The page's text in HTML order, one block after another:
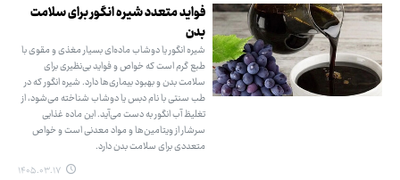
فواید متعدد شیره انگور برای سلامت
بدن
شیره انگور یا دوشاب ماده‌ای بسیار مغذی و مقوی با
طبع گرم است که خواص و فواید بی‌نظیری برای
سلامت بدن و بهبود بیماری‌ها دارد. شیره انگور که در
طب سنتی با نام دبس یا دوشاب شناخته می‌شود، از
تغلیظ آب انگور به دست می‌آید. این ماده غذایی
سرشار از ویتامین‌ها و مواد معدنی است و خواص
متعددی برای سلامت بدن دارد.
۱۴۰۵.۰۳.۱۷